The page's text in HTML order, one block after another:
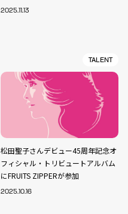
2025.11.13
TALENT
松田聖子さんデビュー45周年記念オ
フィシャル・トリビュートアルバム
にFRUITS ZIPPERが参加
2025.10.16